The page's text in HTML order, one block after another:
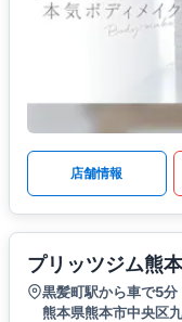
店舗情報
プリッツジム熊
黒髪町駅から車で5分
熊本県熊本市中央区